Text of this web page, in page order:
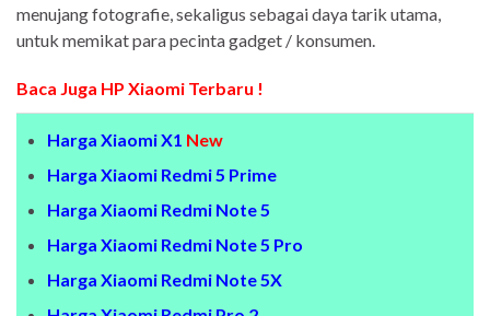
menujang fotografie, sekaligus sebagai daya tarik utama,
untuk memikat para pecinta gadget / konsumen.
Baca Juga HP Xiaomi Terbaru !
Harga Xiaomi X1 New
Harga Xiaomi Redmi 5 Prime
Harga Xiaomi Redmi Note 5
Harga Xiaomi Redmi Note 5 Pro
Harga Xiaomi Redmi Note 5X